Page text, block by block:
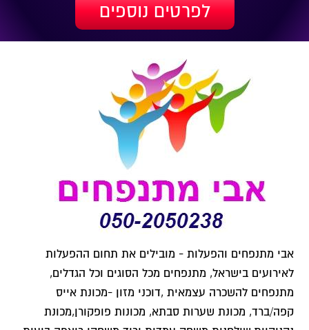
לפרטים נוספים
אבי מתנפחים והפעלות - מובילים את תחום ההפעלות
לאירועים בישראל, מתנפחים מכל הסוגים וכל הגדלים,
מתנפחים להשכרה עצמאית ,דוכני מזון -מכונת אייס
קפה/ברד, מכונת שערות סבתא, מכונות פופקורן,מכונת